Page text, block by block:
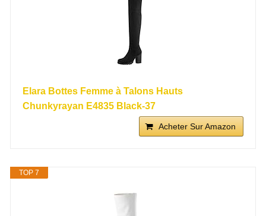
Elara Bottes Femme à Talons Hauts
Chunkyrayan E4835 Black-37
Acheter Sur Amazon
TOP 7